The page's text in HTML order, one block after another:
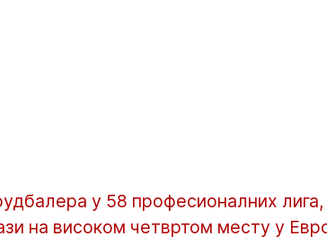
у 58 професионалних
на високом четвртом месту у